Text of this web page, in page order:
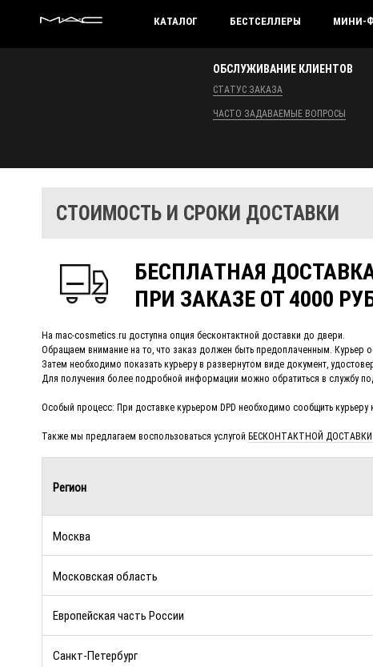
MAC HUNGARY КАТАЛОГ БЕСТСЕЛЛЕРЫ МИНИ-
ОБСЛУЖИВАНИЕ КЛИЕНТОВ
СТАТУС ЗАКАЗА
ЧАСТО ЗАДАВАЕМЫЕ ВОПРОСЫ
СТОИМОСТЬ И СРОКИ ДОСТАВКИ
БЕСПЛАТНАЯ
ПРИ ЗАКАЗЕ ОТ 4000
На mac-cosmetics.ru доступна опция бесконтактной доставки до двери.
Обращаем внимание на то, что заказ должен быть предоплаченным. Курьер
Затем необходимо показать курьеру в развернутом виде документ,
Для получения более подробной информации можно обратиться в службу
Особый процесс: При доставке курьером DPD необходимо сообщить
Также мы предлагаем воспользоваться услугой БЕСКОНТАКТНОЙ ДОСТАВКИ
Регион
Москва
Московская область
Европейская часть России
Санкт-Петербург